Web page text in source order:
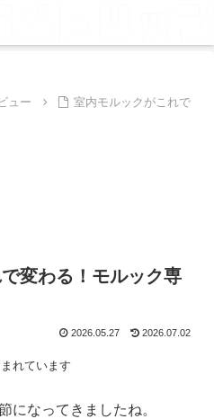
ュー
室内モルックがこれで
変わる！モルック専
2026.05.27 2026.07.02
れています
になってきましたね。